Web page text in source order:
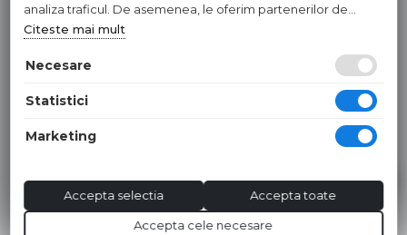
© 2026 INFLUENT SRL
Toate preturile sunt exprimate in lei si includ tva. Ofertele sunt
Hosted byNameBox
analiza traficul. De asemenea, le oferim partenerilor de
rețele sociale, de publicitate și de analize informații cu privire
la modul în care folosiți site-ul nostru. Aceștia le pot combina
cu alte informații oferite de dvs. sau culese în urma folosirii
Citeste mai mult
Necesare
Statistici
Marketing
Accepta cele necesare
Accepta selectia Accepta toate